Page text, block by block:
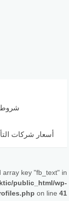
شروط
أسعار شركات
array key "fb_text" in
public_html/wp-
on line 41